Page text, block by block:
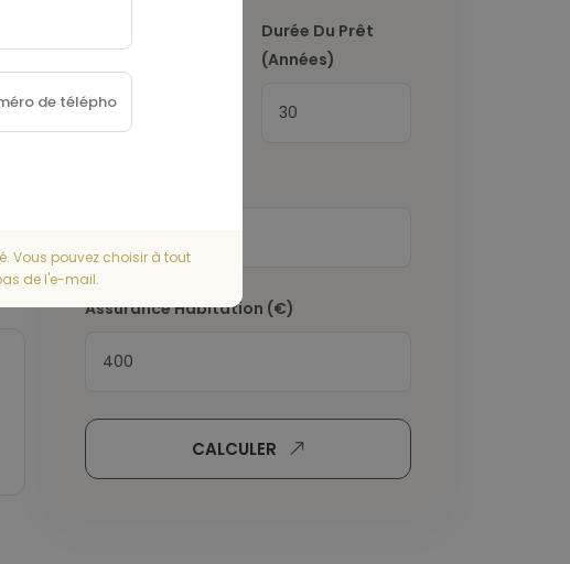
Vous pouvez choisir à tout
de l'e-mail.
Durée Du Prêt
(Années)
Assurance Habitation (€)
CALCULER